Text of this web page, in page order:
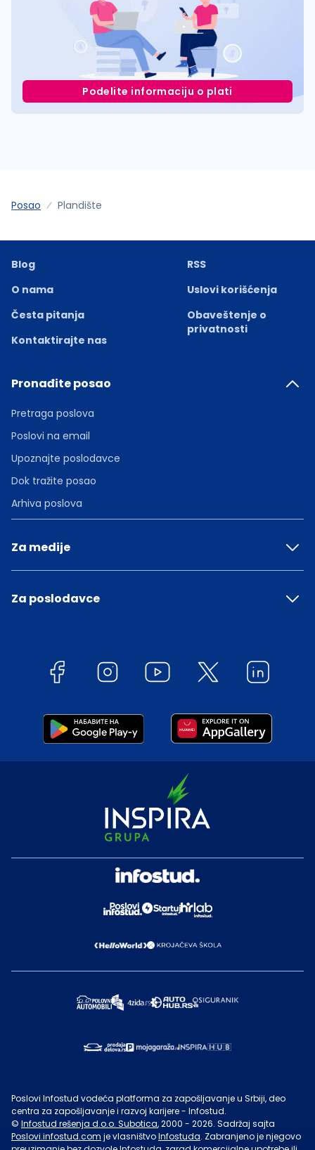
Podelite informaciju o plati
Posao Plandište
Blog
O nama
Česta pitanja
Kontaktirajte nas
RSS
Uslovi korišćenja
Obaveštenje o
privatnosti
Pronađite posao
Pretraga poslova
Poslovi na email
Upoznajte poslodavce
Dok tražite posao
Arhiva poslova
Za medije
Za poslodavce
Poslovi Infostud vodeća platforma za zapošljavanje u Srbiji, deo
centra za zapošljavanje i razvoj karijere - Infostud.
© Infostud rešenja d.o.o. Subotica, 2000 - 2026. Sadržaj sajta
Poslovi.infostud.com je vlasništvoInfostuda. Zabranjeno je njegovo